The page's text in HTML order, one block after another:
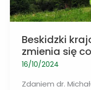
Beskidzki
zmienia się
16/10/2024
Zdaniem dr.